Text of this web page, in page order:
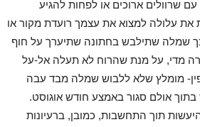
שרוולים ארוכים או לפחות להגיע
את עלולה למצוא את עצמך רועדת מקור או
שמלה שתילבש בחתונה שתיערך על חוף
מדי, על מנת שהרוח לא תעלה אל-על
מומלץ שלא ללבוש שמלה מבד עבה
אולם סגור באמצע חודש אוגוסט.
תוך התחשבות, כמובן, ברעיונות